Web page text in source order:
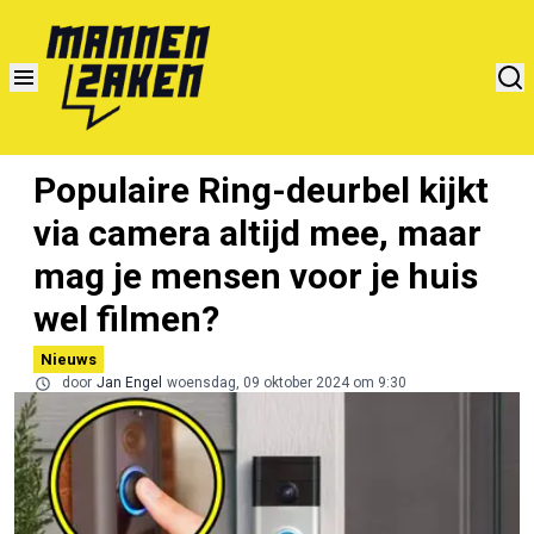
Populaire Ring-deurbel kijkt
via camera altijd mee, maar
mag je mensen voor je huis
wel filmen?
Nieuws
door Jan Engel woensdag, 09 oktober 2024 om 9:30